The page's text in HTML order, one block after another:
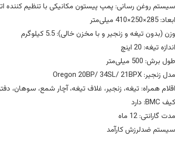
سیستم روغن رسانی: پمپ پیستون مکانیکی با تنظیم کننده
ابعاد: 285×250×410 میلی‌متر
وزن (بدون تیغه و زنجیر و با مخزن خالی): 5.5 کیلوگرم
اندازه تیغه: 20 اینچ
طول برش: 500 میلی‌متر
مدل زنجیر: Oregon 20BP/ 34SL/ 21BPX
اقلام همراه: تیغه، زنجیر، غلاف تیغه، آچار شمع، سوهان،
کیف BMC: دارد
مدت گارانتی: 12 ماه
سیستم ضدلرزش کارآمد